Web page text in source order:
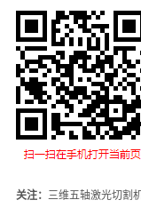
关注： 三维五轴激光切割